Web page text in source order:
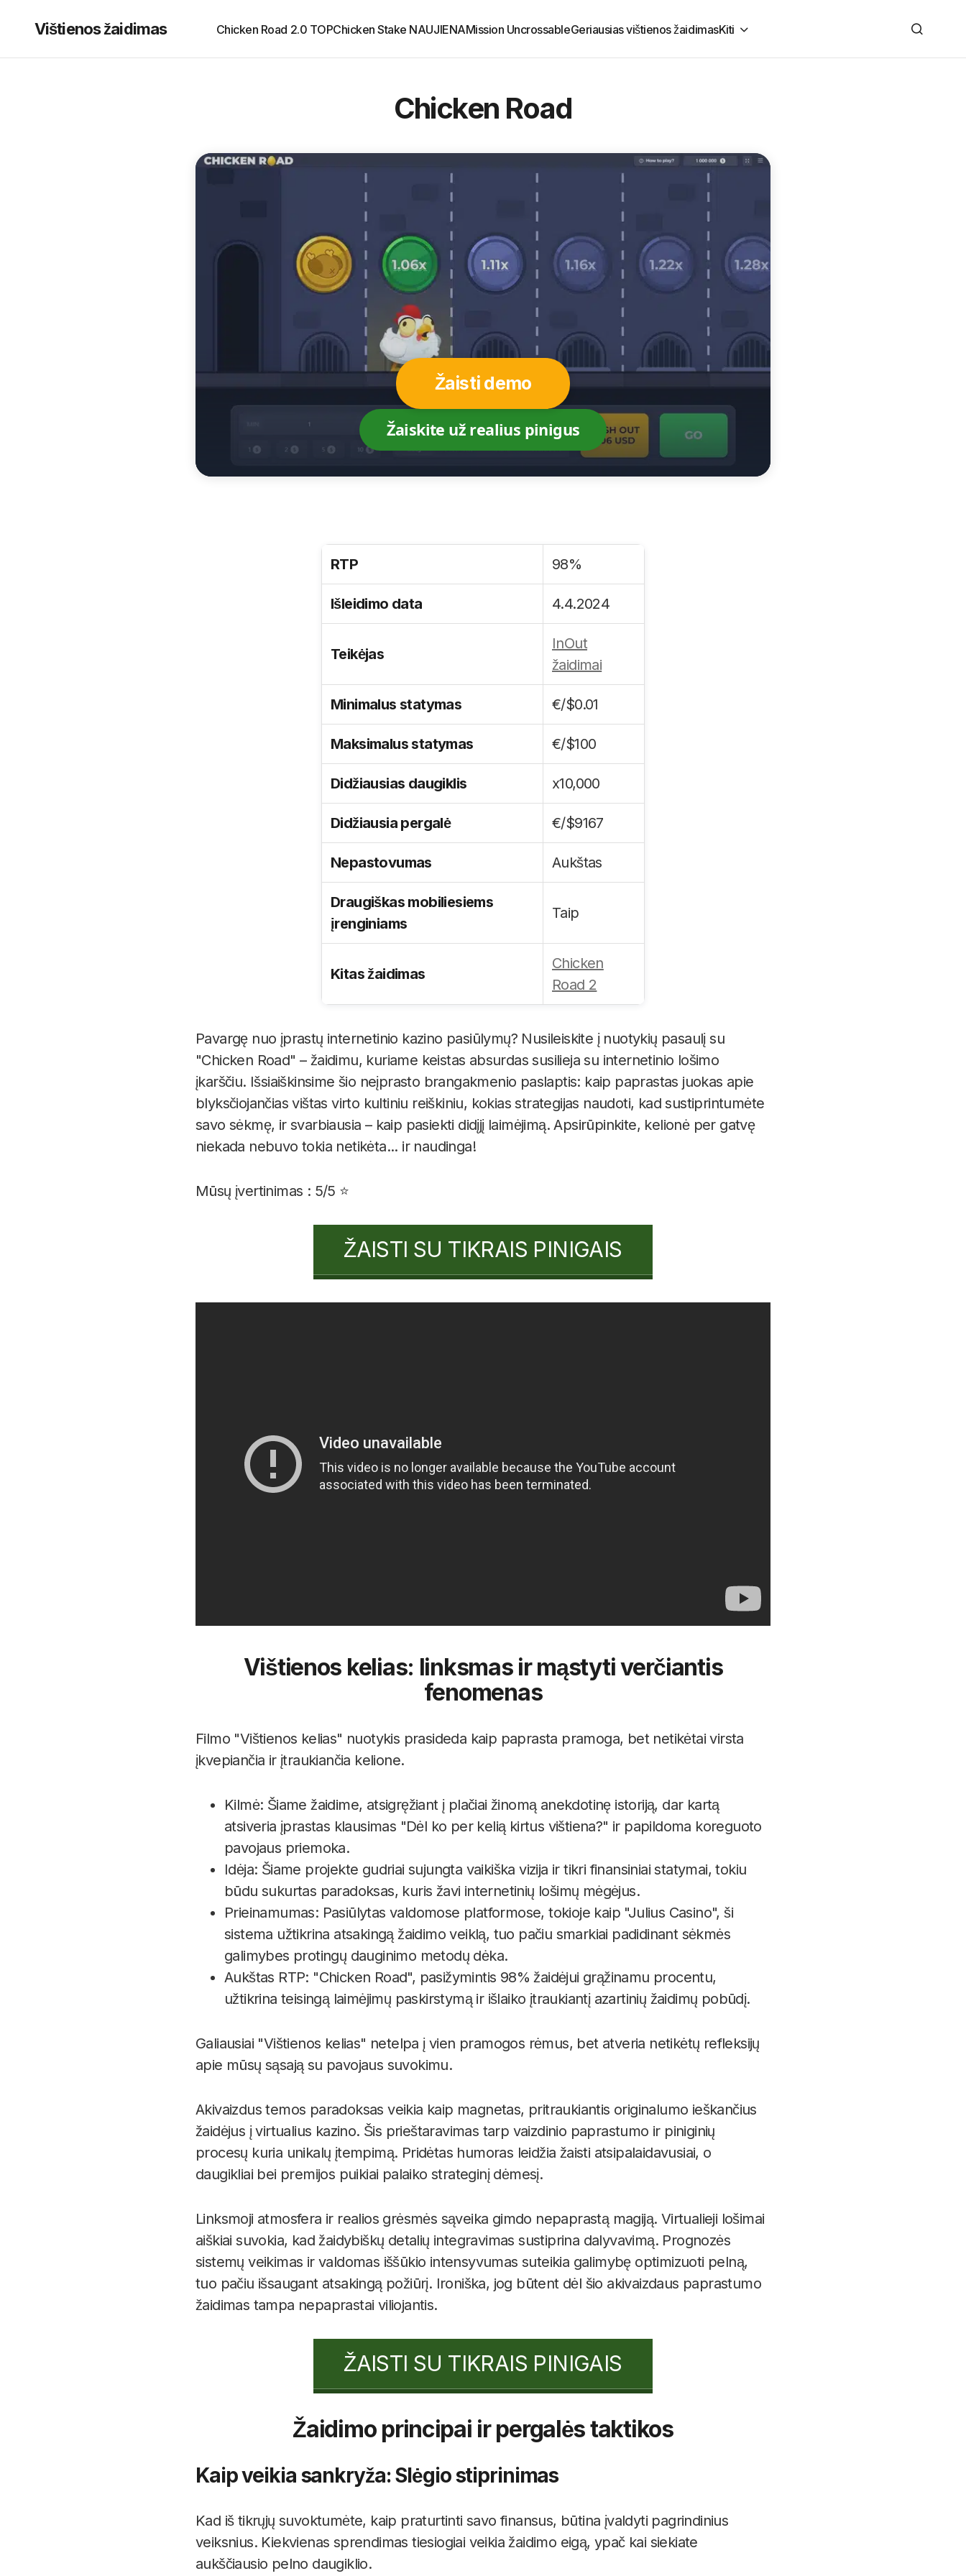
Vištienos žaidimas Chicken Road 2.0 TOPChicken Stake NAUJIENAMission UncrossableGeriausias vištienos žaidimasKiti
Chicken Road
Žaisti demo
Žaiskite už realius pinigus
RTP 98%
Išleidimo data 4.4.2024
Teikėjas
InOut
žaidimai
Minimalus statymas €/$0.01
Maksimalus statymas €/$100
Didžiausias daugiklis x10,000
Didžiausia pergalė €/$9167
Nepastovumas Aukštas
Draugiškas mobiliesiems
įrenginiams
Taip
Kitas žaidimas
Chicken
Road 2
Pavargę nuo įprastų internetinio kazino pasiūlymų? Nusileiskite į nuotykių pasaulį su
"Chicken Road" – žaidimu, kuriame keistas absurdas susilieja su internetinio lošimo
įkarščiu. Išsiaiškinsime šio neįprasto brangakmenio paslaptis: kaip paprastas juokas apie
blyksčiojančias vištas virto kultiniu reiškiniu, kokias strategijas naudoti, kad sustiprintumėte
savo sėkmę, ir svarbiausia – kaip pasiekti didįjį laimėjimą. Apsirūpinkite, kelionė per gatvę
niekada nebuvo tokia netikėta... ir naudinga!
Mūsų įvertinimas : 5/5 ⭐
ŽAISTI SU TIKRAIS PINIGAIS
Vištienos kelias: linksmas ir mąstyti verčiantis
fenomenas
Filmo "Vištienos kelias" nuotykis prasideda kaip paprasta pramoga, bet netikėtai virsta
įkvepiančia ir įtraukiančia kelione.
Kilmė: Šiame žaidime, atsigręžiant į plačiai žinomą anekdotinę istoriją, dar kartą
atsiveria įprastas klausimas "Dėl ko per kelią kirtus vištiena?" ir papildoma koreguoto
pavojaus priemoka.
Idėja: Šiame projekte gudriai sujungta vaikiška vizija ir tikri finansiniai statymai, tokiu
būdu sukurtas paradoksas, kuris žavi internetinių lošimų mėgėjus.
Prieinamumas: Pasiūlytas valdomose platformose, tokioje kaip "Julius Casino", ši
sistema užtikrina atsakingą žaidimo veiklą, tuo pačiu smarkiai padidinant sėkmės
galimybes protingų dauginimo metodų dėka.
Aukštas RTP: "Chicken Road", pasižymintis 98% žaidėjui grąžinamu procentu,
užtikrina teisingą laimėjimų paskirstymą ir išlaiko įtraukiantį azartinių žaidimų pobūdį.
Galiausiai "Vištienos kelias" netelpa į vien pramogos rėmus, bet atveria netikėtų refleksijų
apie mūsų sąsają su pavojaus suvokimu.
Akivaizdus temos paradoksas veikia kaip magnetas, pritraukiantis originalumo ieškančius
žaidėjus į virtualius kazino. Šis prieštaravimas tarp vaizdinio paprastumo ir piniginių
procesų kuria unikalų įtempimą. Pridėtas humoras leidžia žaisti atsipalaidavusiai, o
daugikliai bei premijos puikiai palaiko strateginį dėmesį.
Linksmoji atmosfera ir realios grėsmės sąveika gimdo nepaprastą magiją. Virtualieji lošimai
aiškiai suvokia, kad žaidybiškų detalių integravimas sustiprina dalyvavimą. Prognozės
sistemų veikimas ir valdomas iššūkio intensyvumas suteikia galimybę optimizuoti pelną,
tuo pačiu išsaugant atsakingą požiūrį. Ironiška, jog būtent dėl šio akivaizdaus paprastumo
žaidimas tampa nepaprastai viliojantis.
ŽAISTI SU TIKRAIS PINIGAIS
Žaidimo principai ir pergalės taktikos
Kaip veikia sankryža: Slėgio stiprinimas
Kad iš tikrųjų suvoktumėte, kaip praturtinti savo finansus, būtina įvaldyti pagrindinius
veiksnius. Kiekvienas sprendimas tiesiogiai veikia žaidimo eigą, ypač kai siekiate
aukščiausio pelno daugiklio.